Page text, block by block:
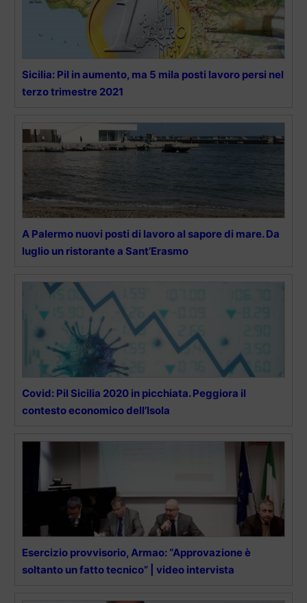
Sicilia: Pil in aumento, ma 5 mila posti lavoro persi nel
terzo trimestre 2021
A Palermo nuovi posti di lavoro al sapore di mare. Da
luglio un ristorante a Sant’Erasmo
Covid: Pil Sicilia 2020 in picchiata. Peggiora il
contesto economico dell’Isola
Esercizio provvisorio, Armao: “Approvazione è
soltanto un fatto tecnico” | video intervista